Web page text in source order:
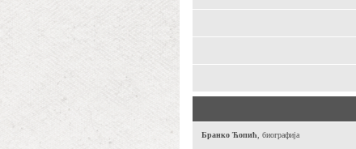
Бранко Ћопић , биографија